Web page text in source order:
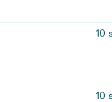
10
10